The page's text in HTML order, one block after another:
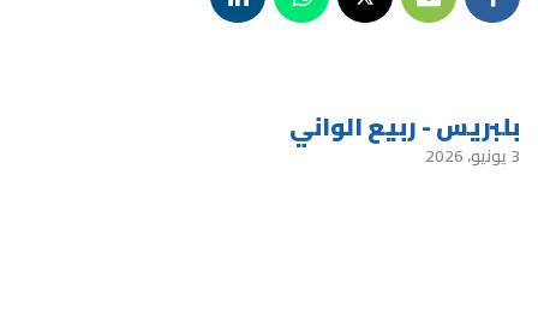
بلبريس - ربيع الواني
3 يونيو، 2026